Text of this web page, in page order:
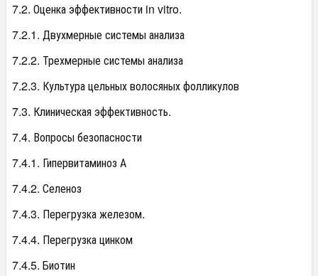
7.2. Оценка эффективности in vitro.
7.2.1. Двухмерные системы анализа
7.2.2. Трехмерные системы анализа
7.2.3. Культура цельных волосяных фолликулов
7.3. Клиническая эффективность.
7.4. Вопросы безопасности
7.4.1. Гипервитаминоз А
7.4.2. Селеноз
7.4.3. Перегрузка железом.
7.4.4. Перегрузка цинком
7.4.5. Биотин